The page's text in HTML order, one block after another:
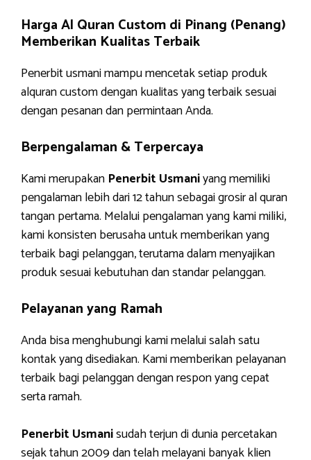
Harga Al Quran Custom di Pinang (Penang)
Memberikan Kualitas Terbaik
Penerbit usmani mampu mencetak setiap produk
alquran custom dengan kualitas yang terbaik sesuai
dengan pesanan dan permintaan Anda.
Berpengalaman & Terpercaya
Kami merupakan Penerbit Usmaniyang memiliki
pengalaman lebih dari 12 tahun sebagai grosir al quran
tangan pertama. Melalui pengalaman yang kami miliki,
kami konsisten berusaha untuk memberikan yang
terbaik bagi pelanggan, terutama dalam menyajikan
produk sesuai kebutuhan dan standar pelanggan.
Pelayanan yang Ramah
Anda bisa menghubungi kami melalui salah satu
kontak yang disediakan. Kami memberikan pelayanan
terbaik bagi pelanggan dengan respon yang cepat
serta ramah.
Penerbit Usmanisudah terjun di dunia percetakan
sejak tahun 2009 dan telah melayani banyak klien